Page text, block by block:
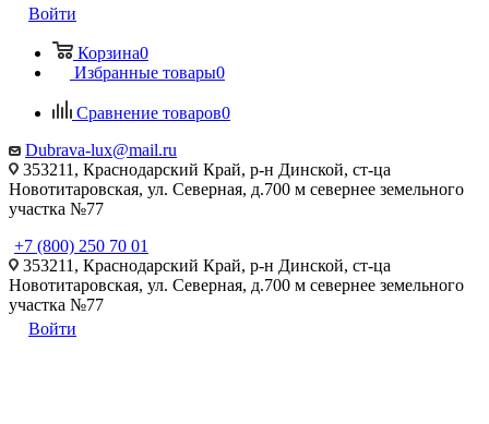
Войти
Корзина0
Избранные товары0
Сравнение товаров0
Dubrava-lux@mail.ru
353211, Краснодарский Край, р-н Динской, ст-ца
Новотитаровская, ул. Северная, д.700 м севернее земельного
участка №77
+7 (800) 250 70 01
353211, Краснодарский Край, р-н Динской, ст-ца
Новотитаровская, ул. Северная, д.700 м севернее земельного
участка №77
Войти